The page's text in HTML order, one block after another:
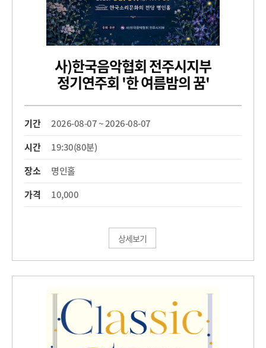
사)한국음악협회 전주시지부
정기연주회 '한 여름밤의 꿈'
기간
2026-08-07 ~ 2026-08-07
시간
19:30(80분)
장소
명인홀
가격
10,000
상세보기